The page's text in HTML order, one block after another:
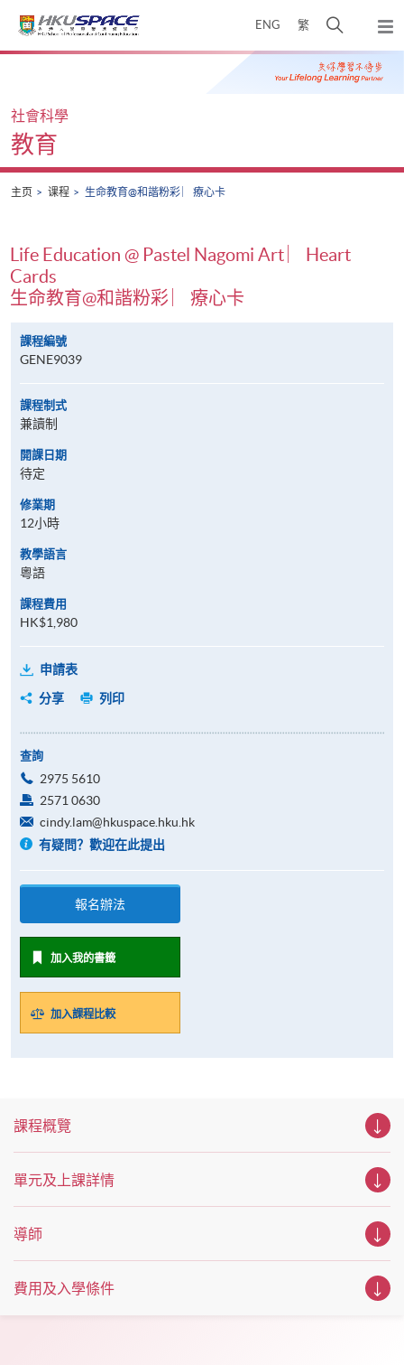
ENG 繁
开
搜
寻
弹
出
主
Main
社會科學
教育
主页 课程 生命教育@和諧粉彩 ︳療心卡
Life Education @ Pastel Nagomi Art ︳Heart
Cards
生命教育@和諧粉彩 ︳療心卡
課程編號
GENE9039
課程制式
兼讀制
開課日期
待定
修業期
12小時
教學語言
粵語
課程費用
HK$1,980
申請表
分享
列印
查詢
2975 5610
2571 0630
cindy.lam@hkuspace.hku.hk
有疑問？歡迎在此提出
報名辦法
加入我的書籤
加入課程比較
課程概覽
單元及上課詳情
導師
費用及入學條件